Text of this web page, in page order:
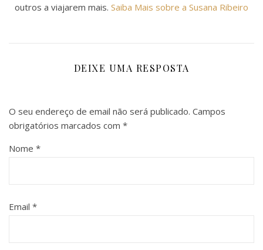
outros a viajarem mais. Saiba Mais sobre a Susana Ribeiro
DEIXE UMA RESPOSTA
O seu endereço de email não será publicado. Campos
obrigatórios marcados com *
Nome *
Email *